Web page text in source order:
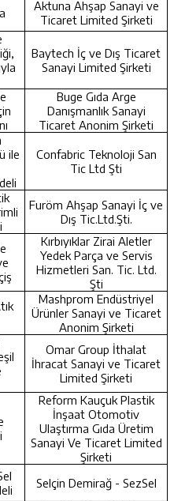
Aktuna Ahşap Sanayi ve
Ticaret Limited Şirketi
Baytech İç ve Dış Ticaret
Sanayi Limited Şirketi
Buge Gıda Arge
Danışmanlık Sanayi
Ticaret Anonim Şirketi
ile
Confabric Teknoloji San
Tic Ltd Şti
Furöm Ahşap Sanayi İç ve
Dış Tic.Ltd.Şti.
Kırbıyıklar Zirai Aletler
Yedek Parça ve Servis
Hizmetleri San. Tic. Ltd.
Şti
Mashprom Endüstriyel
Ürünler Sanayi ve Ticaret
Anonim Şirketi
Omar Group İthalat
İhracat Sanayi ve Ticaret
Limited Şirketi
Reform Kauçuk Plastik
İnşaat Otomotiv
Ulaştırma Gıda Üretim
Sanayi Ve Ticaret Limited
Şirketi
Selçin Demirağ - SezSel